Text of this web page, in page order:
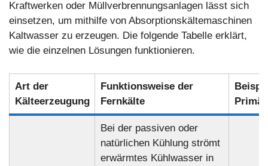
Kraftwerken oder Müllverbrennungsanlagen lässt sich
einsetzen, um mithilfe von Absorptionskältemaschinen
Kaltwasser zu erzeugen. Die folgende Tabelle erklärt,
wie die einzelnen Lösungen funktionieren.
Art der
Kälteerzeugung
Funktionsweise der
Fernkälte
Bei der passiven oder
natürlichen Kühlung strömt
erwärmtes Kühlwasser in